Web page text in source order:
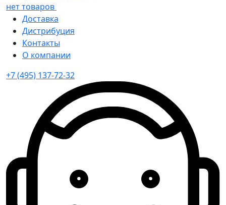
нет товаров
Доставка
Дистрибуция
Контакты
О компании
+7 (495) 137-72-32